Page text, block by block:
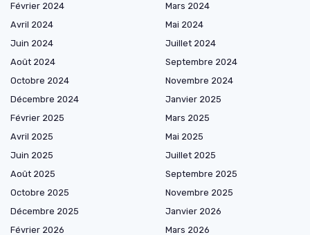
Février 2024
Mars 2024
Avril 2024
Mai 2024
Juin 2024
Juillet 2024
Août 2024
Septembre 2024
Octobre 2024
Novembre 2024
Décembre 2024
Janvier 2025
Février 2025
Mars 2025
Avril 2025
Mai 2025
Juin 2025
Juillet 2025
Août 2025
Septembre 2025
Octobre 2025
Novembre 2025
Décembre 2025
Janvier 2026
Février 2026
Mars 2026